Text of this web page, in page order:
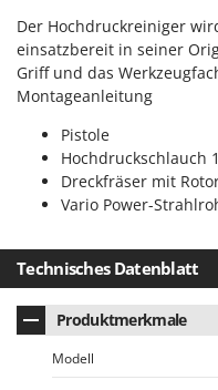
Zomax
Der Hochdruckreiniger
einsatzbereit in seiner
Griff und das
Montageanleitung
Pistole
Hochdruckschlauch
Dreckfräser mit
Vario Power-
Technisches Datenblatt
Produktmerkmale
Modell